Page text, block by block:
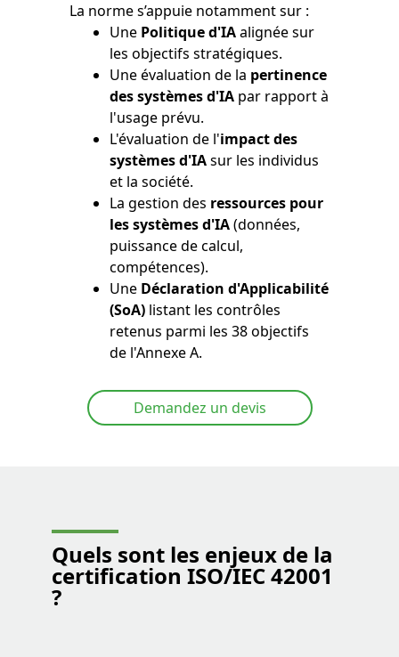
La norme s’appuie notamment sur :
Une Politique d'IAalignée sur
les objectifs stratégiques.
Une évaluation de la pertinence
des systèmes d'IA par rapport à
l'usage prévu.
L'évaluation de l'impact des
systèmes d'IAsur les individus
et la société.
La gestion des ressources pour
les systèmes d'IA(données,
puissance de calcul,
compétences).
Une Déclaration d'Applicabilité
(SoA) listant les contrôles
retenus parmi les 38 objectifs
de l'Annexe A.
Demandez un devis
Quels sont les enjeux de la
certification ISO/IEC 42001
?